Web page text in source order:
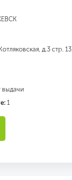
д.3 стр. 13
выдачи
1